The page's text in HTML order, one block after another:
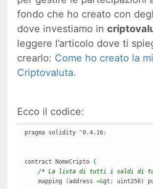
fondo che ho creato con
dove investiamo in
leggere l’articolo dove ti
crearlo: Come ho creato la
Criptovaluta.
Ecco il codice:
pragma solidity ^0.4.16;
contract NomeCripto {
/* La lista di tutti i saldi di
    mapping
(address =&gt ; uint256)